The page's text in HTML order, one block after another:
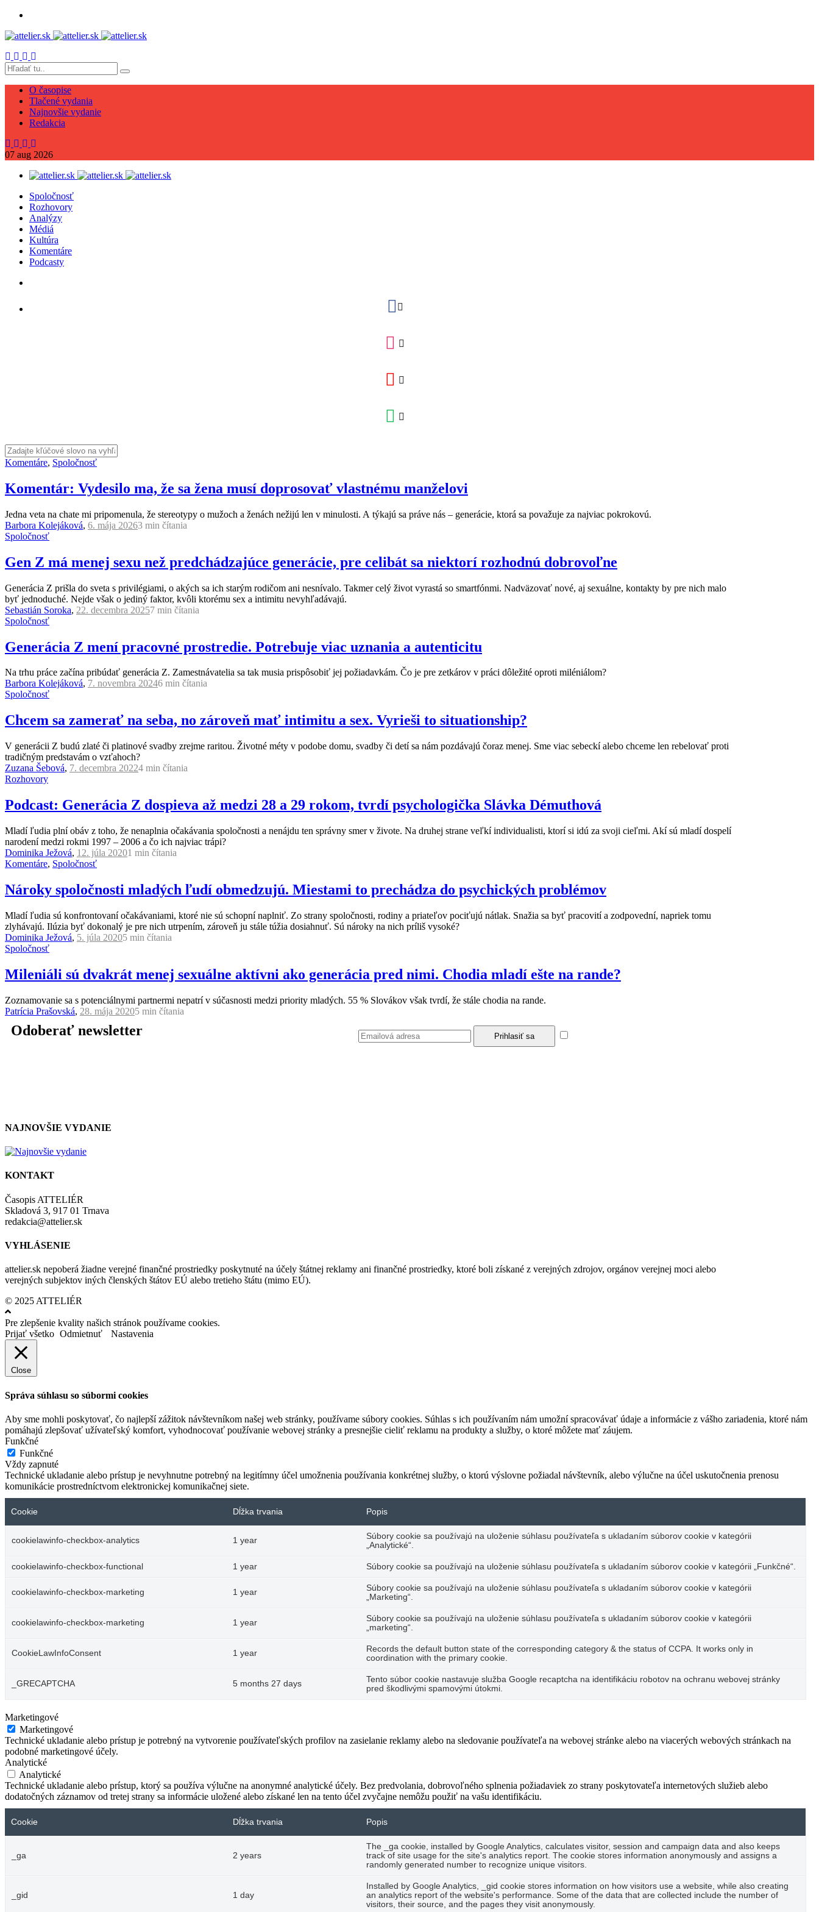
O časopise
Tlačené vydania
Najnovšie vydanie
Redakcia
07 aug 2026
Spoločnosť
Rozhovory
Analýzy
Médiá
Kultúra
Komentáre
Podcasty
Komentáre, Spoločnosť
Komentár: Vydesilo ma, že sa žena musí doprosovať vlastnému manželovi
Jedna veta na chate mi pripomenula, že stereotypy o mužoch a ženách nežijú len v minulosti. A týkajú sa práve nás – generácie, ktorá sa považuje za najviac pokrokovú.
Barbora Kolejáková, 6. mája 20263 min čítania
Spoločnosť
Gen Z má menej sexu než predchádzajúce generácie, pre celibát sa niektorí rozhodnú dobrovoľne
Generácia Z prišla do sveta s privilégiami, o akých sa ich starým rodičom ani nesnívalo. Takmer celý život vyrastá so smartfónmi. Nadväzovať nové, aj sexuálne, kontakty by pre nich malo
byť jednoduché. Nejde však o jediný faktor, kvôli ktorému sex a intimitu nevyhľadávajú.
Sebastián Soroka, 22. decembra 20257 min čítania
Spoločnosť
Generácia Z mení pracovné prostredie. Potrebuje viac uznania a autenticitu
Na trhu práce začína pribúdať generácia Z. Zamestnávatelia sa tak musia prispôsobiť jej požiadavkám. Čo je pre zetkárov v práci dôležité oproti miléniálom?
Barbora Kolejáková, 7. novembra 20246 min čítania
Spoločnosť
Chcem sa zamerať na seba, no zároveň mať intimitu a sex. Vyrieši to situationship?
V generácii Z budú zlaté či platinové svadby zrejme raritou. Životné méty v podobe domu, svadby či detí sa nám pozdávajú čoraz menej. Sme viac sebeckí alebo chceme len rebelovať proti
tradičným predstavám o vzťahoch?
Zuzana Šebová, 7. decembra 20224 min čítania
Rozhovory
Podcast: Generácia Z dospieva až medzi 28 a 29 rokom, tvrdí psychologička Slávka Démuthová
Mladí ľudia plní obáv z toho, že nenaplnia očakávania spoločnosti a nenájdu ten správny smer v živote. Na druhej strane veľkí individualisti, ktorí si idú za svoji cieľmi. Akí sú mladí dospelí
narodení medzi rokmi 1997 – 2006 a čo ich najviac trápi?
Dominika Ježová, 12. júla 20201 min čítania
Komentáre, Spoločnosť
Nároky spoločnosti mladých ľudí obmedzujú. Miestami to prechádza do psychických problémov
Mladí ľudia sú konfrontovaní očakávaniami, ktoré nie sú schopní naplniť. Zo strany spoločnosti, rodiny a priateľov pociťujú nátlak. Snažia sa byť pracovití a zodpovední, napriek tomu
zlyhávajú. Ilúzia byť dokonalý je pre nich utrpením, zároveň ju stále túžia dosiahnuť. Sú nároky na nich príliš vysoké?
Dominika Ježová, 5. júla 20205 min čítania
Spoločnosť
Mileniáli sú dvakrát menej sexuálne aktívni ako generácia pred nimi. Chodia mladí ešte na rande?
Zoznamovanie sa s potenciálnymi partnermi nepatrí v súčasnosti medzi priority mladých. 55 % Slovákov však tvrdí, že stále chodia na rande.
Patrícia Prašovská, 28. mája 20205 min čítania
Odoberať newsletter
NAJNOVŠIE VYDANIE
KONTAKT
Časopis ATTELIÉR
Skladová 3, 917 01 Trnava
redakcia@attelier.sk
VYHLÁSENIE
attelier.sk nepoberá žiadne verejné finančné prostriedky poskytnuté na účely štátnej reklamy ani finančné prostriedky, ktoré boli získané z verejných zdrojov, orgánov verejnej moci alebo
verejných subjektov iných členských štátov EÚ alebo tretieho štátu (mimo EÚ).
© 2025 ATTELIÉR
Pre zlepšenie kvality našich stránok používame cookies.
Prijať všetko Odmietnuť Nastavenia
Close
Správa súhlasu so súbormi cookies
Aby sme mohli poskytovať, čo najlepší zážitok návštevníkom našej web stránky, používame súbory cookies. Súhlas s ich používaním nám umožní spracovávať údaje a informácie z vášho zariadenia, ktoré nám
pomáhajú zlepšovať užívateľský komfort, vyhodnocovať používanie webovej stránky a presnejšie cieliť reklamu na produkty a služby, o ktoré môžete mať záujem.
Funkčné
Funkčné
Vždy zapnuté
Technické ukladanie alebo prístup je nevyhnutne potrebný na legitímny účel umožnenia používania konkrétnej služby, o ktorú výslovne požiadal návštevník, alebo výlučne na účel uskutočnenia prenosu
komunikácie prostredníctvom elektronickej komunikačnej siete.
Cookie Dĺžka trvania Popis
cookielawinfo-checkbox-analytics 1 year
Súbory cookie sa používajú na uloženie súhlasu používateľa s ukladaním súborov cookie v kategórii
„Analytické“.
cookielawinfo-checkbox-functional 1 year Súbory cookie sa používajú na uloženie súhlasu používateľa s ukladaním súborov cookie v kategórii „Funkčné“.
cookielawinfo-checkbox-marketing 1 year
Súbory cookie sa používajú na uloženie súhlasu používateľa s ukladaním súborov cookie v kategórii
„Marketing“.
cookielawinfo-checkbox-marketing 1 year
Súbory cookie sa používajú na uloženie súhlasu používateľa s ukladaním súborov cookie v kategórii
„marketing“.
CookieLawInfoConsent 1 year
Records the default button state of the corresponding category & the status of CCPA. It works only in
coordination with the primary cookie.
_GRECAPTCHA 5 months 27 days
Tento súbor cookie nastavuje služba Google recaptcha na identifikáciu robotov na ochranu webovej stránky
pred škodlivými spamovými útokmi.
Marketingové
Marketingové
Technické ukladanie alebo prístup je potrebný na vytvorenie používateľských profilov na zasielanie reklamy alebo na sledovanie používateľa na webovej stránke alebo na viacerých webových stránkach na
podobné marketingové účely.
Analytické
Analytické
Technické ukladanie alebo prístup, ktorý sa používa výlučne na anonymné analytické účely. Bez predvolania, dobrovoľného splnenia požiadaviek zo strany poskytovateľa internetových služieb alebo
dodatočných záznamov od tretej strany sa informácie uložené alebo získané len na tento účel zvyčajne nemôžu použiť na vašu identifikáciu.
Cookie Dĺžka trvania Popis
_ga 2 years
The _ga cookie, installed by Google Analytics, calculates visitor, session and campaign data and also keeps
track of site usage for the site's analytics report. The cookie stores information anonymously and assigns a
randomly generated number to recognize unique visitors.
_gid 1 day
Installed by Google Analytics, _gid cookie stores information on how visitors use a website, while also creating
an analytics report of the website's performance. Some of the data that are collected include the number of
visitors, their source, and the pages they visit anonymously.